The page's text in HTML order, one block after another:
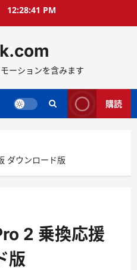
12:28:41 PM
ーションを含みます
購読
ダウンロード版
2 乗換応援
版